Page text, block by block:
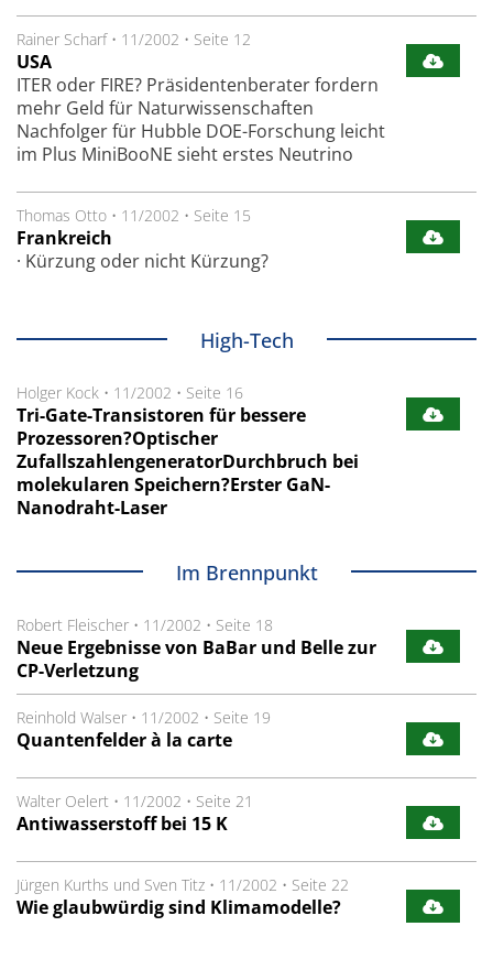
Rainer Scharf• 11/2002 • Seite 12
USA
ITER oder FIRE? Präsidentenberater fordern
mehr Geld für Naturwissenschaften
Nachfolger für Hubble DOE-Forschung leicht
im Plus MiniBooNE sieht erstes Neutrino
Thomas Otto • 11/2002 • Seite 15
Frankreich
· Kürzung oder nicht Kürzung?
High-Tech
Holger Kock • 11/2002 • Seite 16
Tri-Gate-Transistoren für bessere
Prozessoren?Optischer
ZufallszahlengeneratorDurchbruch bei
molekularen Speichern?Erster GaN-
Nanodraht-Laser
Im Brennpunkt
Robert Fleischer • 11/2002 • Seite 18
Neue Ergebnisse von BaBar und Belle zur
CP-Verletzung
Reinhold Walser • 11/2002 • Seite 19
Quantenfelder à la carte
Walter Oelert • 11/2002 • Seite 21
Antiwasserstoff bei 15 K
Jürgen Kurths und Sven Titz • 11/2002 • Seite 22
Wie glaubwürdig sind Klimamodelle?